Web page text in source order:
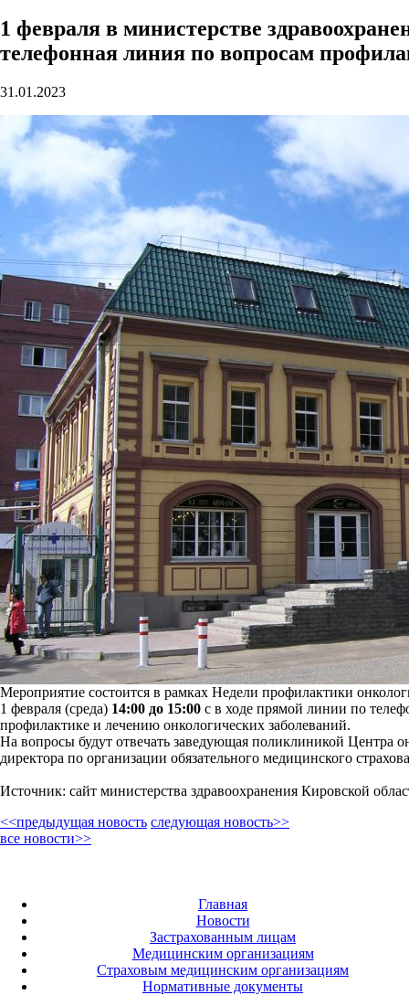
1 февраля в министерстве
телефонная линия по вопросам
31.01.2023
Мероприятие состоится в рамках Недели профилактики
1 февраля (среда) 14:00 до 15:00 с в ходе прямой линии по
профилактике и лечению онкологических заболеваний.
На вопросы будут отвечать заведующая поликлиникой Центра
директора по организации обязательного медицинского
Источник: сайт министерства здравоохранения Кировской
<<предыдущая новость следующая новость>>
все новости>>
Главная
Новости
Застрахованным лицам
Медицинским организациям
Страховым медицинским организациям
Нормативные документы